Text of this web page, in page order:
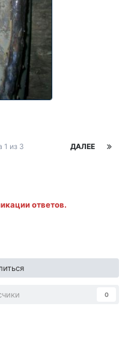
ДАЛЕЕ
1 из 3
ответов.
0